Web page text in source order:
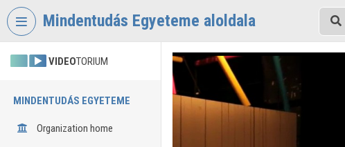
Skip header
Mindentudás Egyeteme aloldala
VIDEOTORIUM
MINDENTUDÁS EGYETEME
Organization home